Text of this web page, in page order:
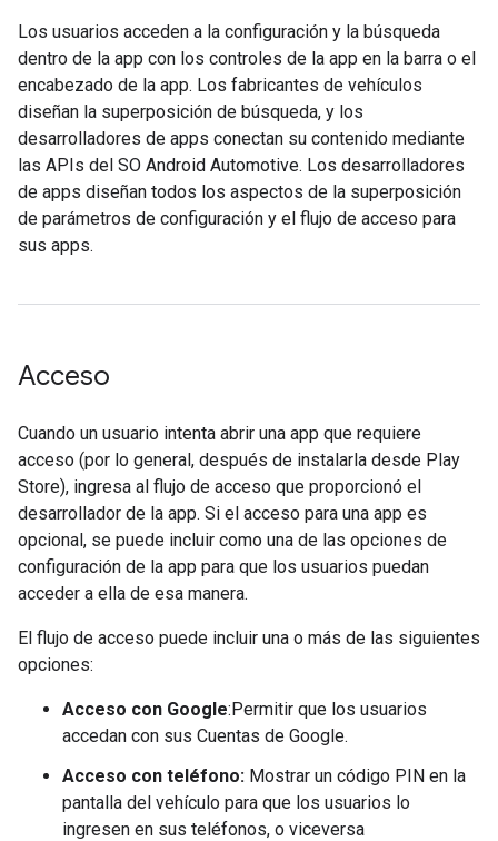
Los usuarios acceden a la configuración y la búsqueda
dentro de la app con los controles de la app en la barra o el
encabezado de la app. Los fabricantes de vehículos
diseñan la superposición de búsqueda, y los
desarrolladores de apps conectan su contenido mediante
las APIs del SO Android Automotive. Los desarrolladores
de apps diseñan todos los aspectos de la superposición
de parámetros de configuración y el flujo de acceso para
sus apps.
Acceso
Cuando un usuario intenta abrir una app que requiere
acceso (por lo general, después de instalarla desde Play
Store), ingresa al flujo de acceso que proporcionó el
desarrollador de la app. Si el acceso para una app es
opcional, se puede incluir como una de las opciones de
configuración de la app para que los usuarios puedan
acceder a ella de esa manera.
El flujo de acceso puede incluir una o más de las siguientes
opciones:
Acceso con Google:Permitir que los usuarios
accedan con sus Cuentas de Google.
Acceso con teléfono: Mostrar un código PIN en la
pantalla del vehículo para que los usuarios lo
ingresen en sus teléfonos, o viceversa